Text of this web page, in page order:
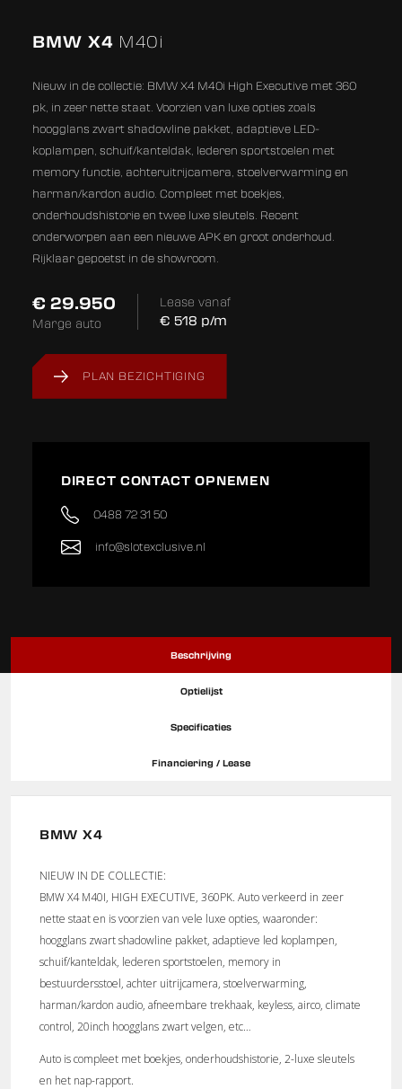
BMW X4 M40i
Nieuw in de collectie: BMW X4 M40i High Executive met 360
pk, in zeer nette staat. Voorzien van luxe opties zoals
hoogglans zwart shadowline pakket, adaptieve LED-
koplampen, schuif/kanteldak, lederen sportstoelen met
memory functie, achteruitrijcamera, stoelverwarming en
harman/kardon audio. Compleet met boekjes,
onderhoudshistorie en twee luxe sleutels. Recent
onderworpen aan een nieuwe APK en groot onderhoud.
Rijklaar gepoetst in de showroom.
€ 29.950
Marge auto
Lease vanaf
€ 518 p/m
PLAN BEZICHTIGING
DIRECT CONTACT OPNEMEN
0488 72 31 50
info@slotexclusive.nl
Beschrijving
Optielijst
Specificaties
Financiering / Lease
BMW X4
NIEUW IN DE COLLECTIE:
BMW X4 M40I, HIGH EXECUTIVE, 360PK. Auto verkeerd in zeer
nette staat en is voorzien van vele luxe opties, waaronder:
hoogglans zwart shadowline pakket, adaptieve led koplampen,
schuif/kanteldak, lederen sportstoelen, memory in
bestuurdersstoel, achter uitrijcamera, stoelverwarming,
harman/kardon audio, afneembare trekhaak, keyless, airco, climate
control, 20inch hoogglans zwart velgen, etc…
Auto is compleet met boekjes, onderhoudshistorie, 2-luxe sleutels
en het nap-rapport.